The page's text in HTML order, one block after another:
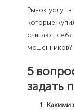
Рынок услуг
которые
считают себя
мошенников?
5
задать
Какими